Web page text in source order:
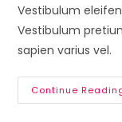
Vestibulum
Vestibulum
sapien varius vel.
Continue